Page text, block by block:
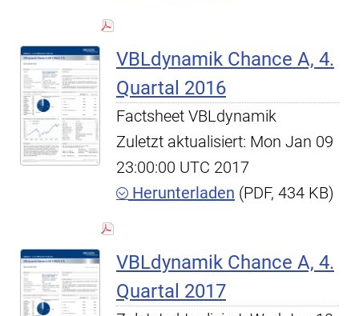
VBLdynamik Chance A, 4.
Quartal 2016
Factsheet VBLdynamik
Zuletzt aktualisiert: Mon Jan 09
23:00:00 UTC 2017
Herunterladen (PDF, 434 KB)
VBLdynamik Chance A, 4.
Quartal 2017